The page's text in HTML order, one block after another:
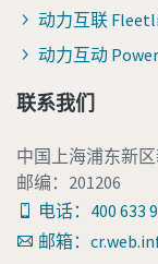
动力互联
动力互动
联系我们
中国上海浦东新
邮编：201206
电话：400 633
邮箱：